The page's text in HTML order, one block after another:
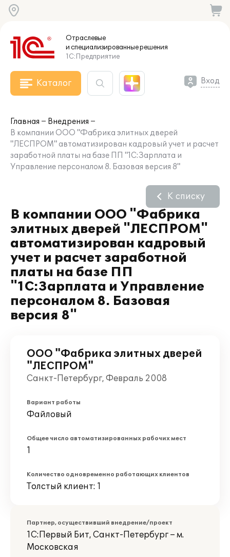
Отраслевые
и специализированныерешения
1С:Предприятие
Каталог Вход
Главная
Внедрения
В компании ООО "Фабрика элитных дверей
"ЛЕСПРОМ" автоматизирован кадровый учет и расчет
заработной платы на базе ПП "1С:Зарплата и
Управление персоналом 8. Базовая версия 8"
В компании ООО "Фабрика
элитных дверей "ЛЕСПРОМ"
автоматизирован кадровый
учет и расчет заработной
платы на базе ПП
"1С:Зарплата и Управление
персоналом 8. Базовая
версия 8"
К списку
ООО "Фабрика элитных дверей
"ЛЕСПРОМ"
Санкт-Петербург, Февраль 2008
Вариант работы
Файловый
Общее число автоматизированных рабочих мест
1
Количество одновременно работающих клиентов
Толстый клиент: 1
Партнер, осуществивший внедрение/проект
1С:Первый Бит, Санкт-Петербург – м.
Московская